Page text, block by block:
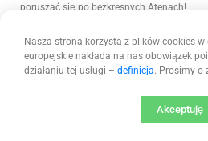
poruszać się po bezkresnych Atenach!
Za każdym razem jak tutaj jestem łapię
chodzić pieszo. Tak, to moje kolejne
przyjacielem jest opaska monitorująca
idealne miejsce, by tych kroków robić
czucie w nogach i nie pozostaje nic
przy dobrej kawie lub winie. Słuchajcie –
wydawać, że odcinek który chcecie
Nasza strona korzysta z plików cookies
europejskie nakłada na nas obowiązek
działaniu tej usługi – definicja. Prosimy o
Akceptuję